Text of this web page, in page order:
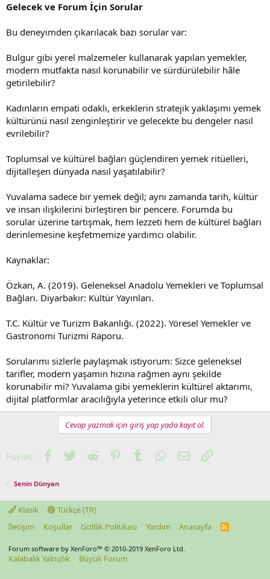
Gelecek ve Forum İçin Sorular
Bu deneyimden çıkarılacak bazı sorular var:
Bulgur gibi yerel malzemeler kullanarak yapılan yemekler,
modern mutfakta nasıl korunabilir ve sürdürülebilir hâle
getirilebilir?
Kadınların empati odaklı, erkeklerin stratejik yaklaşımı yemek
kültürünü nasıl zenginleştirir ve gelecekte bu dengeler nasıl
evrilebilir?
Toplumsal ve kültürel bağları güçlendiren yemek ritüelleri,
dijitalleşen dünyada nasıl yaşatılabilir?
Yuvalama sadece bir yemek değil; aynı zamanda tarih, kültür
ve insan ilişkilerini birleştiren bir pencere. Forumda bu
sorular üzerine tartışmak, hem lezzeti hem de kültürel bağları
derinlemesine keşfetmemize yardımcı olabilir.
Kaynaklar:
Özkan, A. (2019). Geleneksel Anadolu Yemekleri ve Toplumsal
Bağları. Diyarbakır: Kültür Yayınları.
T.C. Kültür ve Turizm Bakanlığı. (2022). Yöresel Yemekler ve
Gastronomi Turizmi Raporu.
Sorularımı sizlerle paylaşmak istiyorum: Sizce geleneksel
tarifler, modern yaşamın hızına rağmen aynı şekilde
korunabilir mi? Yuvalama gibi yemeklerin kültürel aktarımı,
dijital platformlar aracılığıyla yeterince etkili olur mu?
Cevap yazmak için giriş yap yada kayıt ol.
Paylaş: Facebook
TwitterReddit PinterestTumblr WhatsApp
E-postaLink
Senin Dünyan
Klasik
Türkçe (TR)
İletişim
Koşullar Gizlilik Politikası Yardım Anasayfa
R
Forum software by XenForo™ © 2010-2019 XenForo Ltd.
Kalabalık Yalnızlık Büyük Forum